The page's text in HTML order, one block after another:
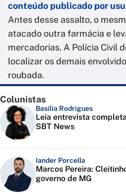
conteúdo publicado por
Antes desse assalto, o
atacado outra farmácia e
mercadorias. A Polícia Civil
localizar os demais
roubada.
Colunistas
Basília Rodrigues
Leia entrevista
SBT News
Iander Porcella
Marcos Pereira:
governo de MG